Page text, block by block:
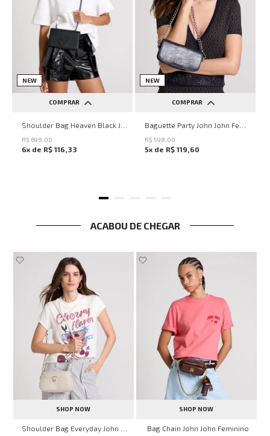
NEW
COMPRAR
UN
R$ 698 00
6x de R$ 116 33
NEW
COMPRAR
UN
R$ 598 00
5x de R$ 119 60
ACABOU DE CHEGAR
SHOP NOW SHOP NOW
Bag Chain John John Feminino